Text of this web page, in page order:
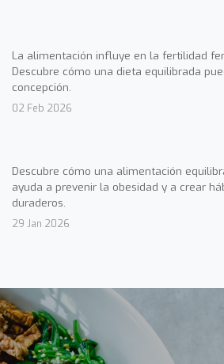
La alimentación influye en la fertilidad
Descubre cómo una dieta equilibrada
concepción.
02 Feb 2026
Descubre cómo una alimentación
ayuda a prevenir la obesidad y a crear
duraderos.
29 Jan 2026